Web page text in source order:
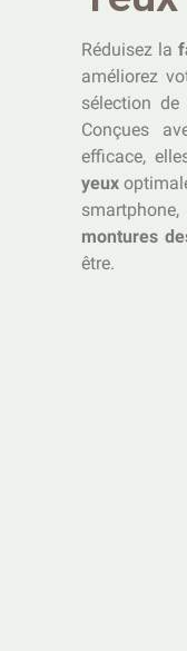
Réduisez la
améliorez
sélection de
Conçues
efficace,
yeux
montures
être.